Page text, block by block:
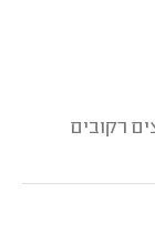
רקובים